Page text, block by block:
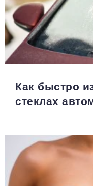
Как быстро
стеклах